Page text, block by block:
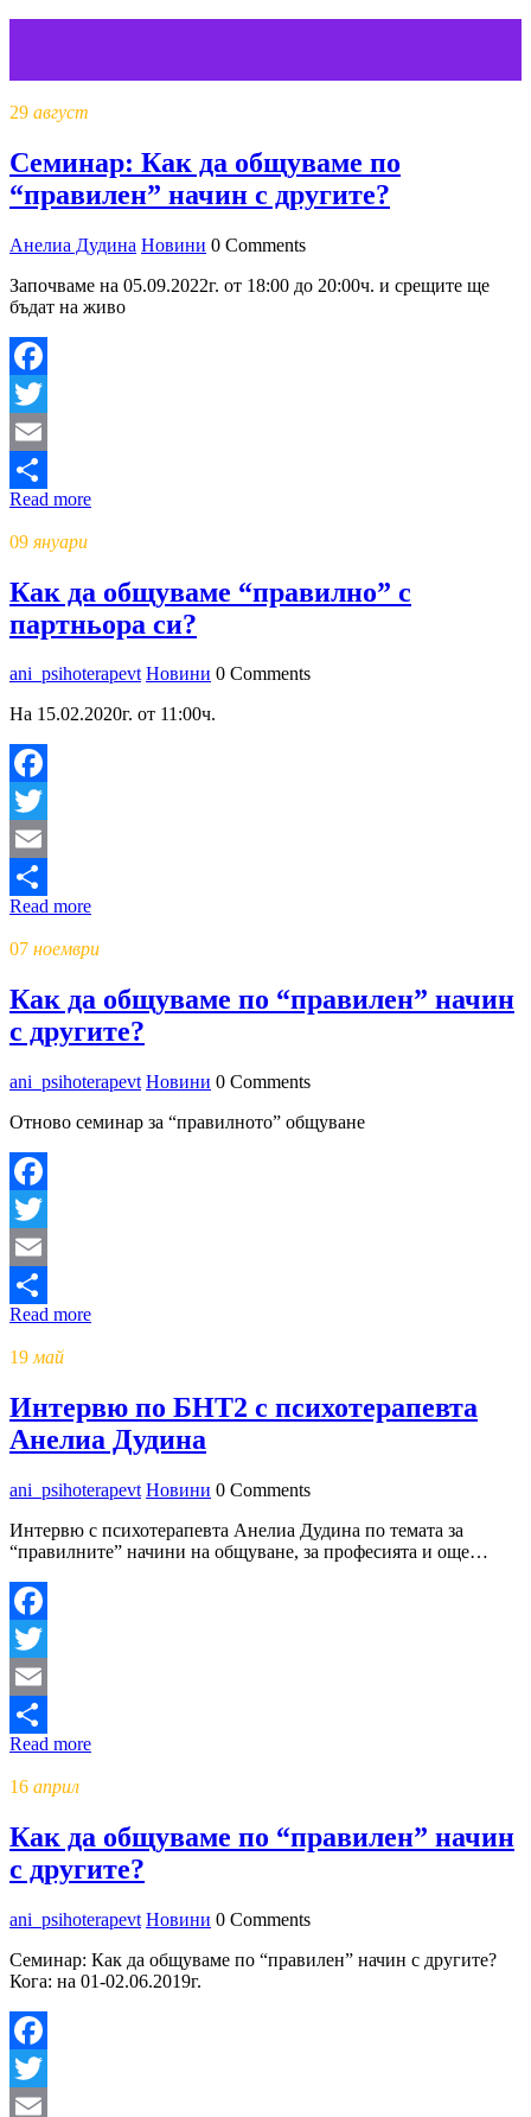
29 август
Семинар: Как да общуваме по
“правилен” начин с другите?
Анелиа Дудина Новини 0 Comments
Започваме на 05.09.2022г. от 18:00 до 20:00ч. и срещите ще
бъдат на живо
Facebook
Twitter
Email
Share
Read more
09 януари
Как да общуваме “правилно” с
партньора си?
ani_psihoterapevt Новини 0 Comments
На 15.02.2020г. от 11:00ч.
Facebook
Twitter
Email
Share
Read more
07 ноември
Как да общуваме по “правилен” начин
с другите?
ani_psihoterapevt Новини 0 Comments
Отново семинар за “правилното” общуване
Facebook
Twitter
Email
Share
Read more
19 май
Интервю по БНТ2 с психотерапевта
Анелиа Дудина
ani_psihoterapevt Новини 0 Comments
Интервю с психотерапевта Анелиа Дудина по темата за
“правилните” начини на общуване, за професията и още…
Facebook
Twitter
Email
Share
Read more
16 април
Как да общуваме по “правилен” начин
с другите?
ani_psihoterapevt Новини 0 Comments
Семинар: Как да общуваме по “правилен” начин с другите?
Кога: на 01-02.06.2019г.
Facebook
Twitter